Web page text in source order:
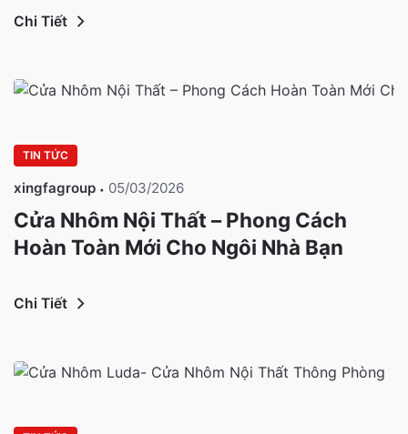
Chi Tiết
TIN TỨC
xingfagroup 05/03/2026
Cửa Nhôm Nội Thất – Phong Cách
Hoàn Toàn Mới Cho Ngôi Nhà Bạn
Chi Tiết